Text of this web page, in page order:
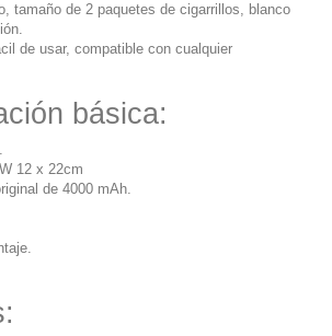
tamaño de 2 paquetes de cigarrillos, blanco
de usar, compatible con cualquier
básica:
12 x 22cm
de 4000 mAh.